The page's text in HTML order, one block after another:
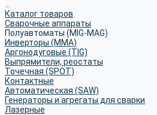
Каталог товаров
Сварочные аппараты
Полуавтоматы (MIG-MAG)
Инверторы (MMA)
Аргонодуговые (TIG)
Выпрямители, реостаты
Точечная (SPOT)
Контактные
Автоматическая (SAW)
Генераторы и агрегаты для сварки
Лазерные